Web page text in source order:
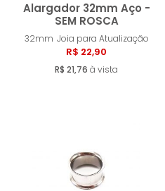
Alargador 32mm Aço -
SEM ROSCA
32mm Joia para Atualização
R$ 22,90
R$ 21,76 à vista